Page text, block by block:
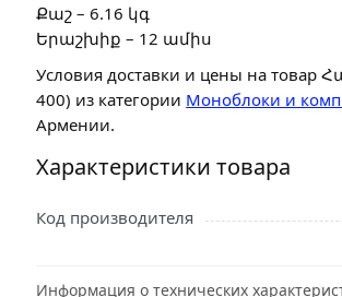
Քաշ – 6.16 կգ
Երաշխիք – 12 ամիս
Условия доставки и цены на товар
400) из категории Моноблоки и
Армении.
Характеристики товара
Код производителя
Информация о технических